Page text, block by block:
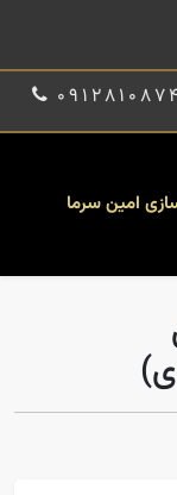
امین سرما